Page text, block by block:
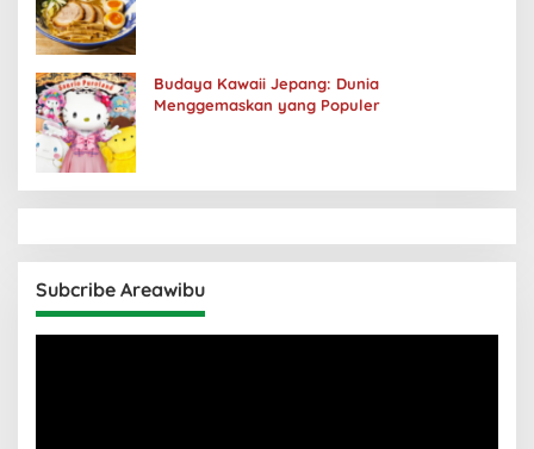
Budaya Kawaii Jepang: Dunia
Menggemaskan yang Populer
Subcribe Areawibu